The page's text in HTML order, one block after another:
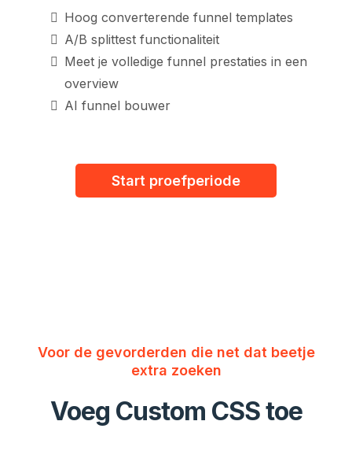
Hoog converterende funnel templates
A/B splittest functionaliteit
Meet je volledige funnel prestaties in een
overview
AI funnel bouwer
Start proefperiode
Voor de gevorderden die net dat beetje
extra zoeken
Voeg Custom CSS toe